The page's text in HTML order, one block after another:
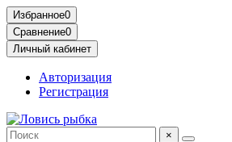
Избранное0
Сравнение0
Личный кабинет
Авторизация
Регистрация
×